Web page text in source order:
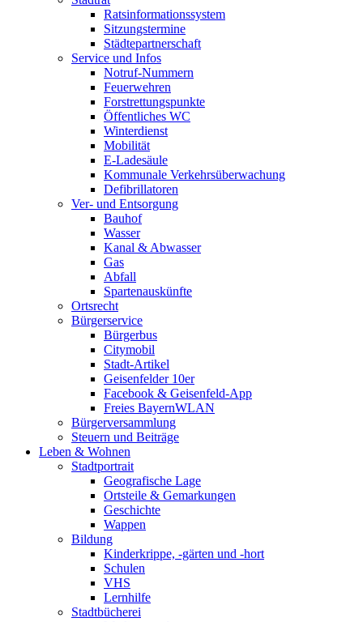
Ratsinformationssystem
Sitzungstermine
Städtepartnerschaft
Service und Infos
Notruf-Nummern
Feuerwehren
Forstrettungspunkte
Öffentliches WC
Winterdienst
Mobilität
E-Ladesäule
Kommunale Verkehrsüberwachung
Defibrillatoren
Ver- und Entsorgung
Bauhof
Wasser
Kanal & Abwasser
Gas
Abfall
Spartenauskünfte
Ortsrecht
Bürgerservice
Bürgerbus
Citymobil
Stadt-Artikel
Geisenfelder 10er
Facebook & Geisenfeld-App
Freies BayernWLAN
Bürgerversammlung
Steuern und Beiträge
Leben & Wohnen
Stadtportrait
Geografische Lage
Ortsteile & Gemarkungen
Geschichte
Wappen
Bildung
Kinderkrippe, -gärten und -hort
Schulen
VHS
Lernhilfe
Stadtbücherei